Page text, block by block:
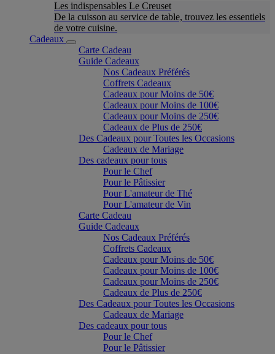
Les indispensables Le Creuset
De la cuisson au service de table, trouvez les essentiels
de votre cuisine.
Cadeaux
Carte Cadeau
Guide Cadeaux
Nos Cadeaux Préférés
Coffrets Cadeaux
Cadeaux pour Moins de 50€
Cadeaux pour Moins de 100€
Cadeaux pour Moins de 250€
Cadeaux de Plus de 250€
Des Cadeaux pour Toutes les Occasions
Cadeaux de Mariage
Des cadeaux pour tous
Pour le Chef
Pour le Pâtissier
Pour L'amateur de Thé
Pour L'amateur de Vin
Carte Cadeau
Guide Cadeaux
Nos Cadeaux Préférés
Coffrets Cadeaux
Cadeaux pour Moins de 50€
Cadeaux pour Moins de 100€
Cadeaux pour Moins de 250€
Cadeaux de Plus de 250€
Des Cadeaux pour Toutes les Occasions
Cadeaux de Mariage
Des cadeaux pour tous
Pour le Chef
Pour le Pâtissier